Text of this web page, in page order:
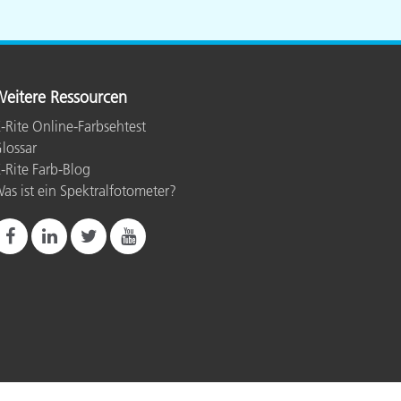
Ressourcen
Rite Online-Farbsehtest
Rite Farb-Blog
ist ein Spektralfotometer?